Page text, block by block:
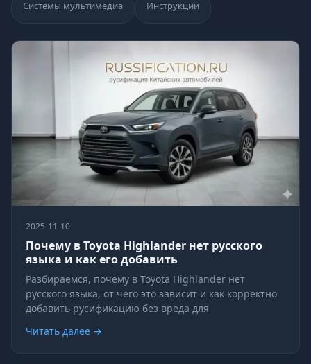
Системы мультимедиа Инструкции
2025-11-10
Почему в Toyota Highlander нет русского
языка и как его добавить
Разбираемся, почему в Toyota Highlander нет
русского языка, от чего это зависит и как корректно
добавить русификацию без вреда для
Читать далее →